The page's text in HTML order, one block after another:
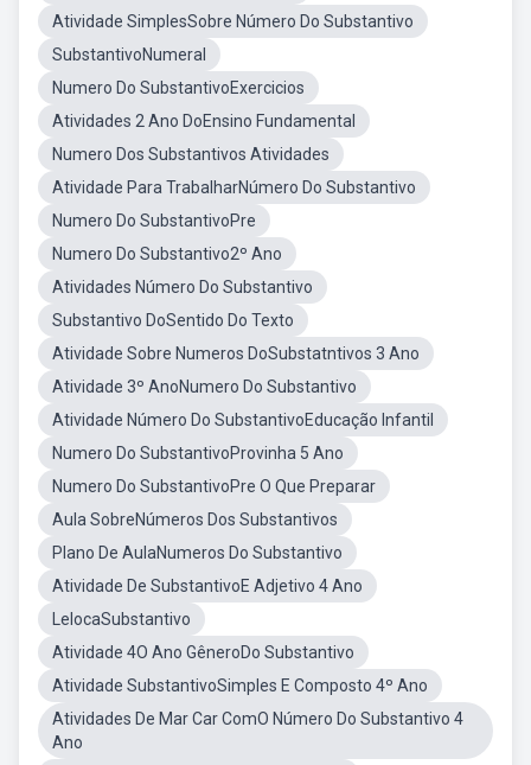
Atividade SimplesSobre Número Do Substantivo
SubstantivoNumeral
Numero Do SubstantivoExercicios
Atividades 2 Ano DoEnsino Fundamental
Numero Dos Substantivos Atividades
Atividade Para TrabalharNúmero Do Substantivo
Numero Do SubstantivoPre
Numero Do Substantivo2º Ano
Atividades Número Do Substantivo
Substantivo DoSentido Do Texto
Atividade Sobre Numeros DoSubstatntivos 3 Ano
Atividade 3º AnoNumero Do Substantivo
Atividade Número Do SubstantivoEducação Infantil
Numero Do SubstantivoProvinha 5 Ano
Numero Do SubstantivoPre O Que Preparar
Aula SobreNúmeros Dos Substantivos
Plano De AulaNumeros Do Substantivo
Atividade De SubstantivoE Adjetivo 4 Ano
LelocaSubstantivo
Atividade 4O Ano GêneroDo Substantivo
Atividade SubstantivoSimples E Composto 4º Ano
Atividades De Mar Car ComO Número Do Substantivo 4
Ano